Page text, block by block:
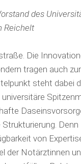
des
Reichelt
Die
tragen auch
steht da­bei
von
der Notärztinnen